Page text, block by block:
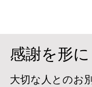
​感謝を形に
大切な人とのお